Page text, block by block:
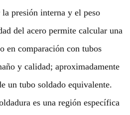
presión interna y el peso
del acero permite calcular una
en comparación con tubos
y calidad; aproximadamente
un tubo soldado equivalente.
es una región específica